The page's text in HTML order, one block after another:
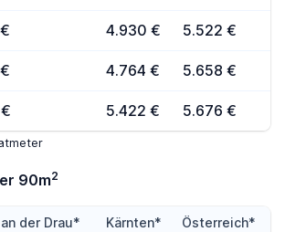
4.930 € 5.522 €
4.764 € 5.658 €
5.422 € 5.676 €
90m2
der Drau* Kärnten* Österreich*